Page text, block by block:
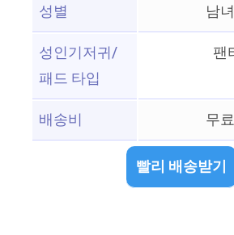
성별
남
성인기저귀/
패드 타입
팬
배송비 무
빨리 배송받기